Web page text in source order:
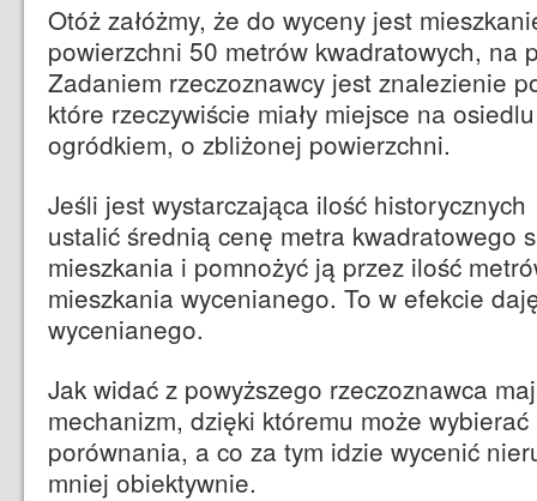
Otóż załóżmy, że do wyceny jest
powierzchni 50 metrów kwadratowych, na
Zadaniem rzeczoznawcy jest znalezienie
które rzeczywiście miały miejsce na
ogródkiem, o zbliżonej powierzchni.
Jeśli jest wystarczająca ilość
ustalić średnią cenę metra kwadratowego
mieszkania i pomnożyć ją przez ilość
mieszkania wycenianego. To w efekcie
wycenianego.
Jak widać z powyższego rzeczoznawca
mechanizm, dzięki któremu może
porównania, a co za tym idzie wycenić
mniej obiektywnie.